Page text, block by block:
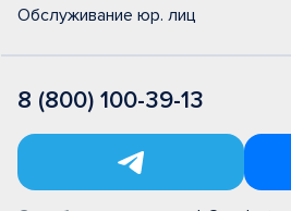
Обслуживание юр. лиц
8 (800) 100-39-13